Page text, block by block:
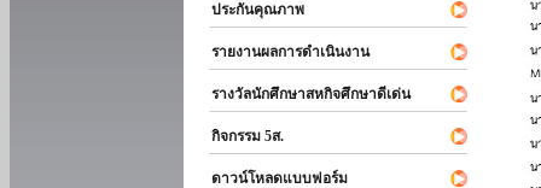
ประกันคุณภาพ
รายงานผลการดำเนินงาน
รางวัลนักศึกษาสหกิจศึกษาดีเด่น
กิจกรรม 5ส.
ดาวน์โหลดแบบฟอร์ม